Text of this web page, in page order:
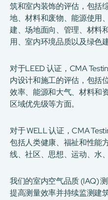
筑和室内装饰的评估，包括
地、材料和废物、能源使用
建、场地面向、管理、材料
用、室内环境品质以及绿色
对于LEED 认证，CMA
内设计和施工的评估，包括
效率、能源和​​大气、材料和
区域优先级等方面。
对于 WELL 认证，CMA
包括人类健康、福祉和性能
线、社区、思想、运动、水
我们的室内空气品质 (IAQ)
提高测量效率并持续监测建